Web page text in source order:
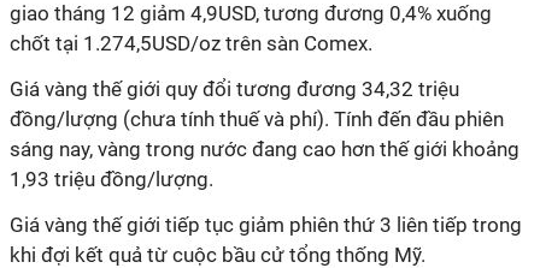
giao tháng 12 giảm 4,9USD, tương đương 0,4% xuống
chốt tại 1.274,5USD/oz trên sàn Comex.
Giá vàng thế giới quy đổi tương đương 34,32 triệu
đồng/lượng (chưa tính thuế và phí). Tính đến đầu phiên
sáng nay, vàng trong nước đang cao hơn thế giới khoảng
1,93 triệu đồng/lượng.
Giá vàng thế giới tiếp tục giảm phiên thứ 3 liên tiếp trong
khi đợi kết quả từ cuộc bầu cử tổng thống Mỹ.